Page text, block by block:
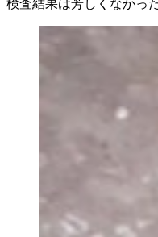
検査結果は芳しくなかっ